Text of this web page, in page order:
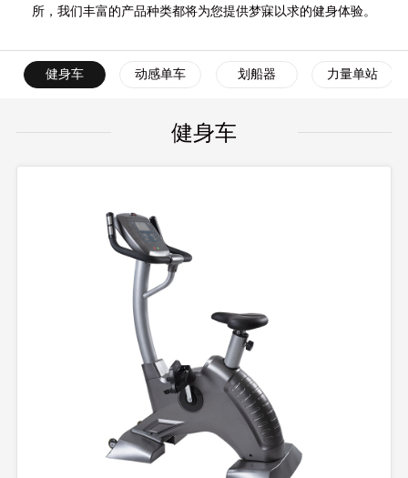
所，我们丰富的产品种类都将为您提供梦寐以求的健身体验。
健身车 动感单车 划船器 力量单站
健身车